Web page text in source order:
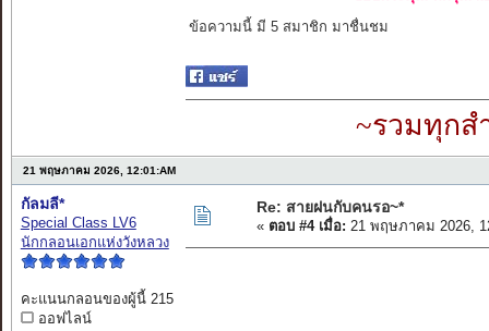
ข้อความนี้ มี 5 สมาชิก มาชื่นชม
~รวมทุกส
21 พฤษภาคม 2026, 12:01:AM
กัลมลี*
Special Class LV6
นักกลอนเอกแห่งวังหลวง
คะแนนกลอนของผู้นี้ 215
ออฟไลน์
Re: สายฝนกับคนรอ~*
« ตอบ #4 เมื่อ: 21 พฤษภาคม 2026,